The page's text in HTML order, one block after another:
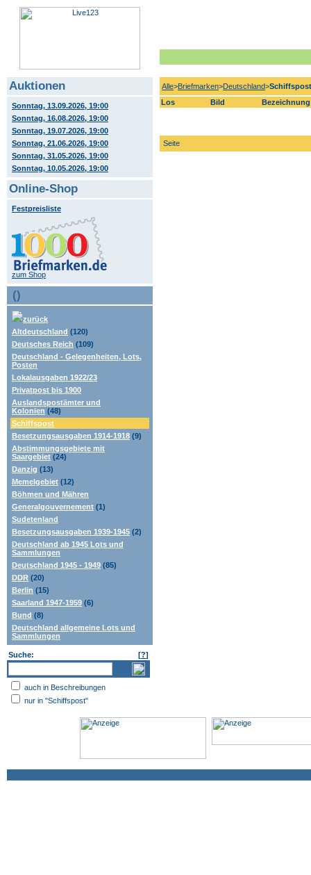
Auktionen
Sonntag, 13.09.2026, 19:00
Sonntag, 16.08.2026, 19:00
Sonntag, 19.07.2026, 19:00
Sonntag, 21.06.2026, 19:00
Sonntag, 31.05.2026, 19:00
Sonntag, 10.05.2026, 19:00
Online-Shop
Festpreisliste
zum Shop
()
zurück
Altdeutschland (120)
Deutsches Reich (109)
Deutschland - Gelegenheiten, Lots,
Posten
Lokalausgaben 1922/23
Privatpost bis 1900
Auslandspostämter und
Kolonien (48)
Schiffspost
Besetzungsausgaben 1914-1918 (9)
Abstimmungsgebiete mit
Saargebiet (24)
Danzig (13)
Memelgebiet (12)
Böhmen und Mähren
Generalgouvernement (1)
Sudetenland
Besetzungsausgaben 1939-1945 (2)
Deutschland ab 1945 Lots und
Sammlungen
Deutschland 1945 - 1949 (85)
DDR (20)
Berlin (15)
Saarland 1947-1959 (6)
Bund (8)
Deutschland allgemeine Lots und
Sammlungen
Suche: [?]
auch in Beschreibungen
nur in "Schiffspost"
Alle>Briefmarken>Deutschland>Schiffspost
Los
Bild Bezeichnung
Seite